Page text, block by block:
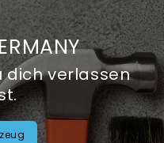
dich verlassen